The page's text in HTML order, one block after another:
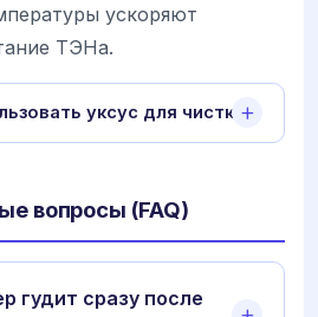
ускоряют
ТЭНа.
уксус для чистки?
вопросы (FAQ)
гудит сразу после